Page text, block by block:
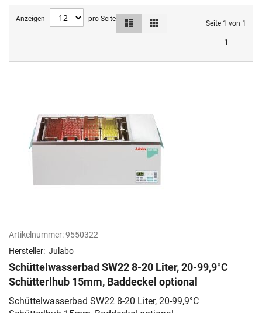
Anzeigen pro Seite
Seite 1 von 1
1
Ansicht
Artikelnummer:9550322
Hersteller: Julabo
Schüttelwasserbad SW22 8-20 Liter, 20-99,9°C
Schütterlhub 15mm, Baddeckel optional
Schüttelwasserbad SW22 8-20 Liter, 20-99,9°C